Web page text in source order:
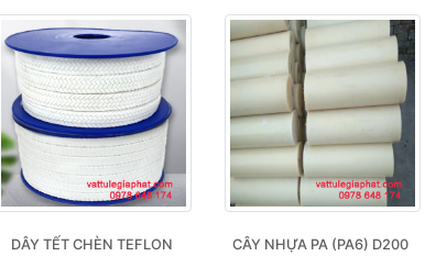
DÂY TẾT CHÈN TEFLON
CÂY NHỰA PA (PA6) D200